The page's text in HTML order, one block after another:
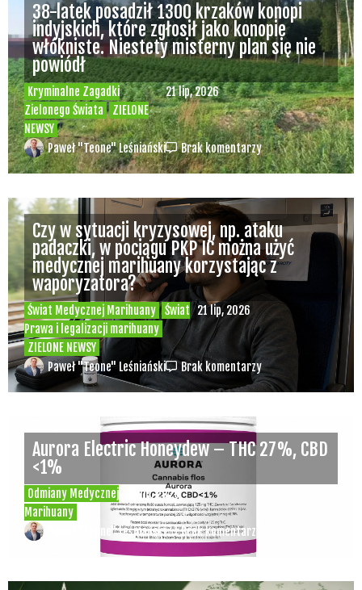
Kryminalne Zagadki
Zielonego Świata
ZIELONE
NEWSY
21 lip, 2026
38-latek posadził 1300 krzaków konopi
indyjskich, które zgłosił jako konopie
włókniste. Niestety misterny plan się nie
powiódł
Paweł "Teone" Leśniański Brak komentarzy
Świat Medycznej Marihuany
Świat
Prawa i legalizacji marihuany
ZIELONE NEWSY
21 lip, 2026
Czy w sytuacji kryzysowej, np. ataku
padaczki, w pociągu PKP IC można użyć
medycznej marihuany korzystając z
waporyzatora?
Paweł "Teone" Leśniański Brak komentarzy
Odmiany Medycznej
Marihuany
20 lip, 2026
Aurora Electric Honeydew – THC 27%, CBD
<1%
Paweł "Teone" Leśniański Brak komentarzy